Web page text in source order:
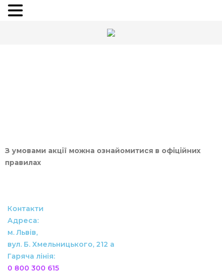
З умовами акції можна ознайомитися в офіційних
правилах
Контакти
Адреса:
м. Львів,
вул. Б. Хмельницького, 212 а
Гаряча лінія:
0 800 300 615